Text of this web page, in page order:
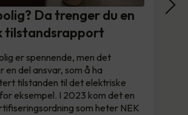
Da trenger du en
tilstandsrapport
er spennende, men det
en del ansvar, som å ha
tilstanden til det elektriske
eksempel. I 2023 kom det en
som heter NEK